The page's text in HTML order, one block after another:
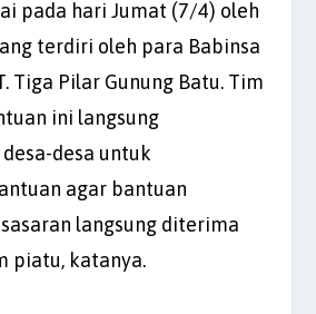
pada hari Jumat (7/4) oleh
terdiri oleh para Babinsa
Tiga Pilar Gunung Batu. Tim
ini langsung
desa untuk
agar bantuan
langsung diterima
piatu, katanya.